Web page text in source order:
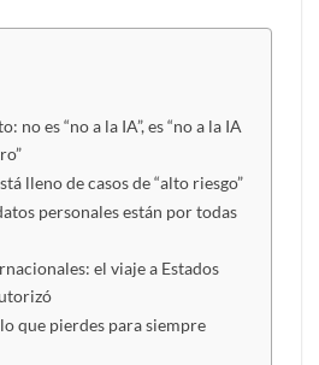
no es “no a la IA”, es “no a la IA
lleno de casos de “alto riesgo”
personales están por todas
el viaje a Estados
que pierdes para siempre